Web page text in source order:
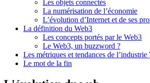
Les objets connectés
La numérisation de l’économie
L’évolution d’Internet et de ses
La définition du Web3
Les concepts portés par le Web3
Le Web3, un buzzword ?
Les métriques et tendances de l’industrie
Le mot de la fin